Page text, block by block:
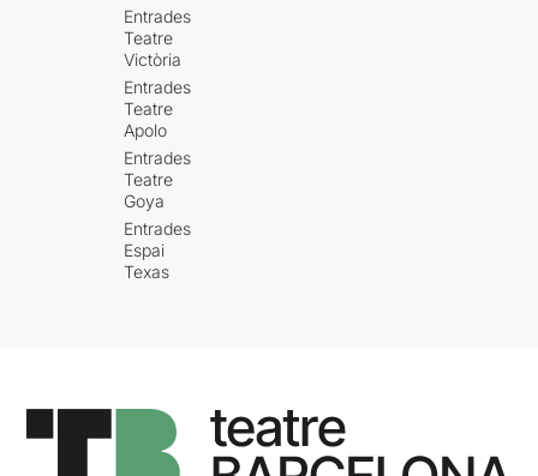
Entrades
Teatre
Victòria
Entrades
Teatre
Apolo
Entrades
Teatre
Goya
Entrades
Espai
Texas